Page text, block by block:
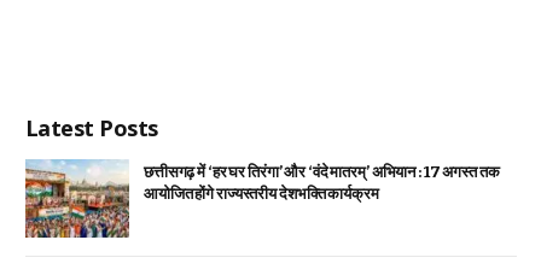
Latest Posts
छत्तीसगढ़ में ‘हर घर तिरंगा’ और ‘वंदे मातरम्’ अभियान : 17 अगस्त तक
आयोजित होंगे राज्यस्तरीय देशभक्ति कार्यक्रम